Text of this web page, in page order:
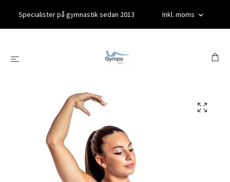
Specialister på gymnastik sedan 2013 Inkl. moms